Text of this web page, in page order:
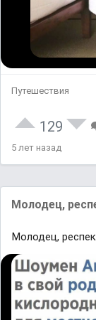
Путешествия
129
5 лет назад
Молодец,
Молодец,